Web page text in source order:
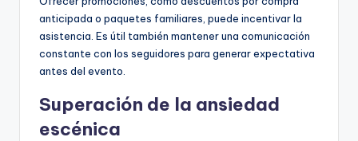
anticipada o paquetes familiares, puede incentivar la
asistencia. Es útil también mantener una comunicación
constante con los seguidores para generar expectativa
antes del evento.
Superación de la ansiedad
escénica